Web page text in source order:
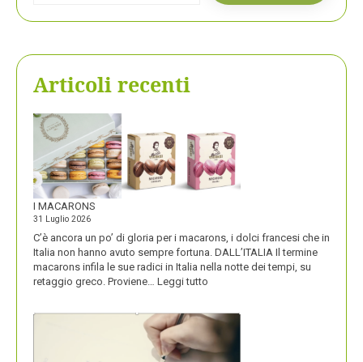
Articoli recenti
I MACARONS
31 Luglio 2026
C’è ancora un po’ di gloria per i macarons, i dolci francesi che in
Italia non hanno avuto sempre fortuna. DALL’ITALIA Il termine
macarons infila le sue radici in Italia nella notte dei tempi, su
retaggio greco. Proviene… Leggi tutto